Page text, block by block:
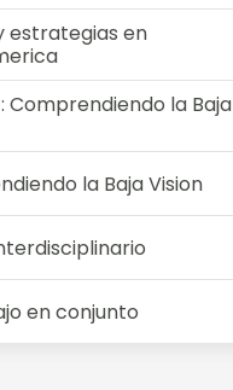
estrategias en
Comprendiendo la Baja
la Baja Vision
en conjunto